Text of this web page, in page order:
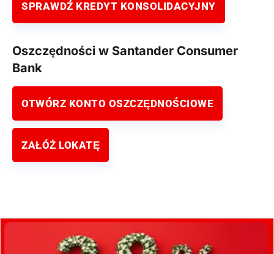
SPRAWDŹ KREDYT KONSOLIDACYJNY
Oszczędności w Santander Consumer
Bank
OTWÓRZ KONTO OSZCZĘDNOŚCIOWE
ZAŁÓŻ LOKATĘ